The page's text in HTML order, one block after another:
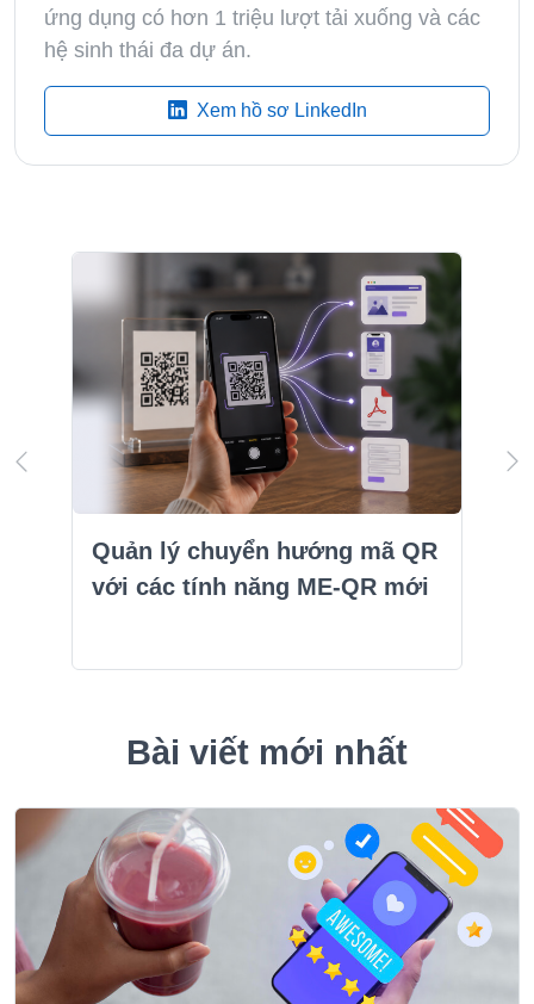
ứng dụng có hơn 1 triệu lượt tải xuống và các
hệ sinh thái đa dự án.
Xem hồ sơ LinkedIn
Quản lý chuyển hướng mã QR
với các tính năng ME-QR mới
Bài viết mới nhất